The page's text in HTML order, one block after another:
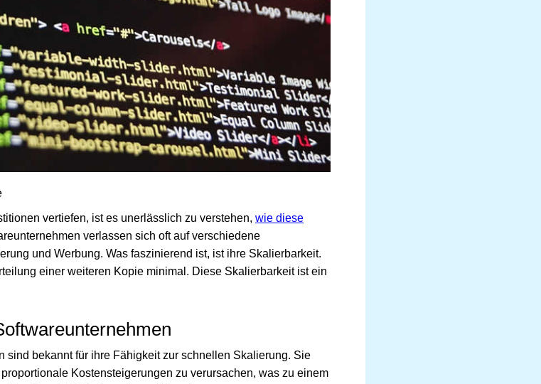
vertiefen, ist es unerlässlich zu verstehen, wie diese
verlassen sich oft auf verschiedene
und Werbung. Was faszinierend ist, ist ihre Skalierbarkeit.
einer weiteren Kopie minimal. Diese Skalierbarkeit ist ein
sind bekannt für ihre Fähigkeit zur schnellen Skalierung. Sie
Kostensteigerungen zu verursachen, was zu einem